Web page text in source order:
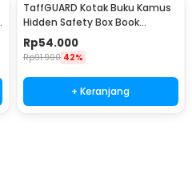
TaffGUARD Kotak Buku Kamus
Hidden Safety Box Book
Password Lock Size S - KB-10P
Rp54.000
Rp91.900 42%
+ Keranjang